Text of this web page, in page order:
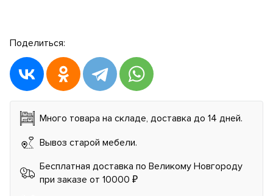
Поделиться:
Много товара на складе, доставка до 14 дней.
Вывоз старой мебели.
Бесплатная доставка по Великому Новгороду
при заказе от 10000 ₽